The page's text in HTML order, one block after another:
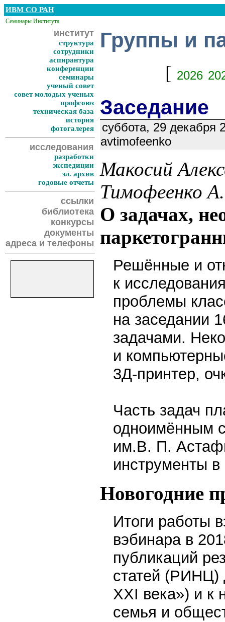
ИВМ СО РАН
Семинары Института
институт
структура
сотрудники
аспирантура
конференции
семинары
ученый совет
совет молодых ученых
профсоюз
техническая база
история
фотогалерея
исследования
разработки
экспедиции
эл. архив
годовые отчеты
ссылки
библиотека
конкурсы
документы
адреса и телефоны
Группы и
[ 2026
Заседание
суббота, 29 декабря
avtimofeenko
Макосий
Тимофеенко
О задачах,
Решённые и
к
проблемы
на заседании
задачами.
и
3Д-принтер,
Часть задач
одноимённым
им.В. П.
инструменты
Новогодние
Итоги работы
вэбинара в 20
публикаций
статей (РИНЦ)
XXI века») и к
семья и